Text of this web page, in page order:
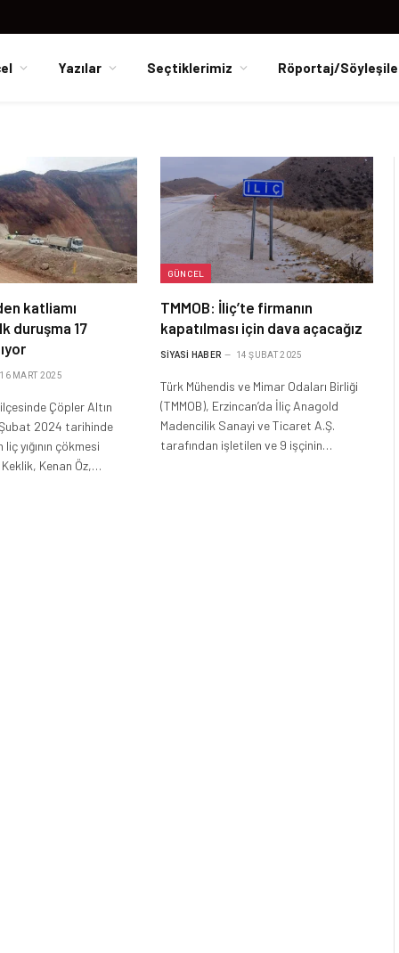
Yazılar Seçtiklerimiz Röportaj/
katliamı
duruşma 17
16 MART 2025
ilçesinde Çöpler Altın
Şubat 2024 tarihinde
yığının çökmesi
Kenan Öz,…
GÜNCEL
TMMOB: İliç’te firmanın
kapatılması için dava açacağız
SIYASI HABER 14 ŞUBAT 2025
Türk Mühendis ve Mimar Odaları Birliği
(TMMOB), Erzincan’da İliç Anagold
Madencilik Sanayi ve Ticaret A.Ş.
tarafından işletilen ve 9 işçinin…